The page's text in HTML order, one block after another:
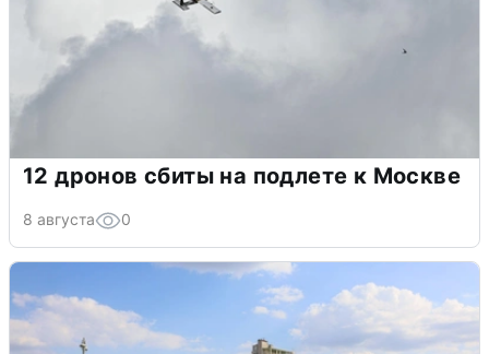
12 дронов сбиты на подлете к Москве
8 августа 0